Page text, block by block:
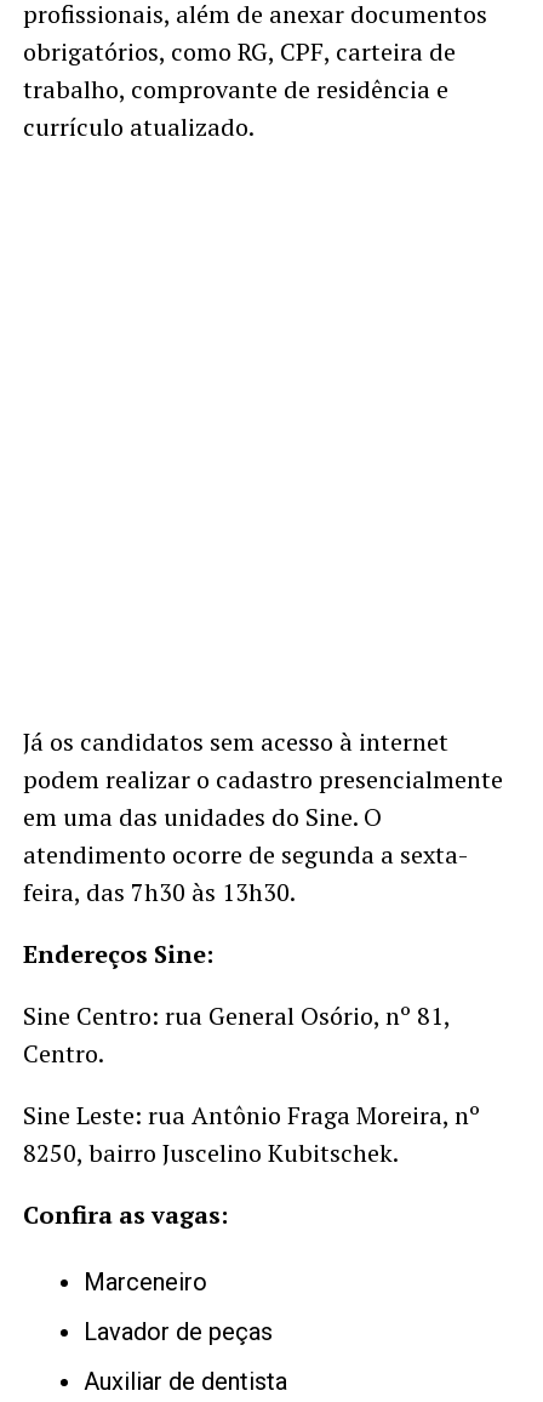
profissionais, além de anexar documentos
obrigatórios, como RG, CPF, carteira de
trabalho, comprovante de residência e
currículo atualizado.
Já os candidatos sem acesso à internet
podem realizar o cadastro presencialmente
em uma das unidades do Sine. O
atendimento ocorre de segunda a sexta-
feira, das 7h30 às 13h30.
Endereços Sine:
Sine Centro: rua General Osório, nº 81,
Centro.
Sine Leste: rua Antônio Fraga Moreira, nº
8250, bairro Juscelino Kubitschek.
Confira as vagas:
Marceneiro
Lavador de peças
Auxiliar de dentista